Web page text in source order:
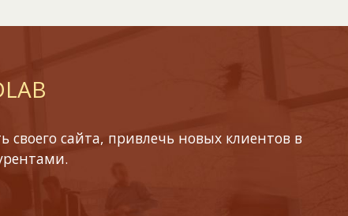
сайта, привлечь новых клиентов в